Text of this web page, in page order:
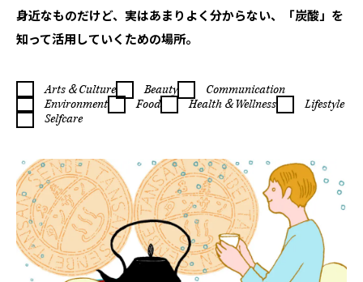
身近なものだけど、実はあまりよく分からない、「炭酸」を
知って活用していくための場所。
Arts＆Culture Beauty
Communication
Environment
Food Health＆Wellness
Lifestyle
Selfcare